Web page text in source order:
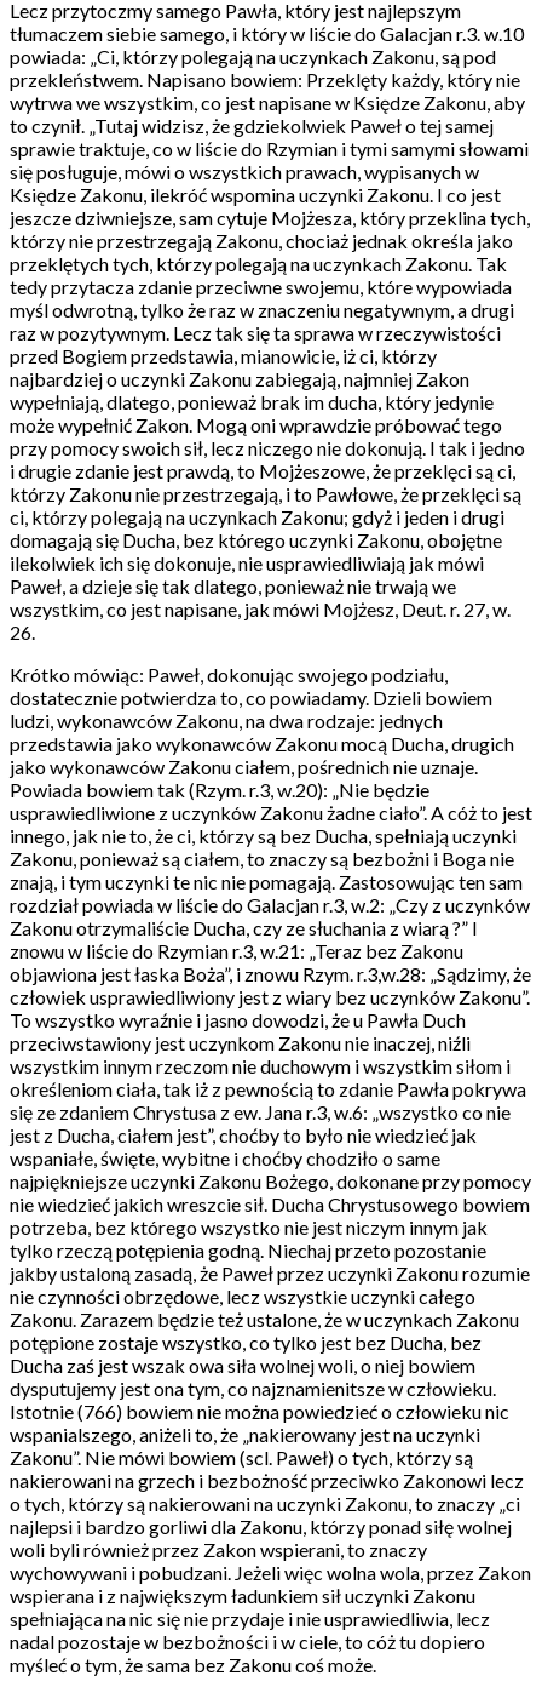
Lecz przytoczmy samego Pawła, który jest najlepszym
tłumaczem siebie samego, i który w liście do Galacjan r.3. w.10
powiada: „Ci, którzy polegają na uczynkach Zakonu, są pod
przekleństwem. Napisano bowiem: Przeklęty każdy, który nie
wytrwa we wszystkim, co jest napisane w Księdze Zakonu, aby
to czynił. „Tutaj widzisz, że gdziekolwiek Paweł o tej samej
sprawie traktuje, co w liście do Rzymian i tymi samymi słowami
się posługuje, mówi o wszystkich prawach, wypisanych w
Księdze Zakonu, ilekróć wspomina uczynki Zakonu. I co jest
jeszcze dziwniejsze, sam cytuje Mojżesza, który przeklina tych,
którzy nie przestrzegają Zakonu, chociaż jednak określa jako
przeklętych tych, którzy polegają na uczynkach Zakonu. Tak
tedy przytacza zdanie przeciwne swojemu, które wypowiada
myśl odwrotną, tylko że raz w znaczeniu negatywnym, a drugi
raz w pozytywnym. Lecz tak się ta sprawa w rzeczywistości
przed Bogiem przedstawia, mianowicie, iż ci, którzy
najbardziej o uczynki Zakonu zabiegają, najmniej Zakon
wypełniają, dlatego, ponieważ brak im ducha, który jedynie
może wypełnić Zakon. Mogą oni wprawdzie próbować tego
przy pomocy swoich sił, lecz niczego nie dokonują. I tak i jedno
i drugie zdanie jest prawdą, to Mojżeszowe, że przeklęci są ci,
którzy Zakonu nie przestrzegają, i to Pawłowe, że przeklęci są
ci, którzy polegają na uczynkach Zakonu; gdyż i jeden i drugi
domagają się Ducha, bez którego uczynki Zakonu, obojętne
ilekolwiek ich się dokonuje, nie usprawiedliwiają jak mówi
Paweł, a dzieje się tak dlatego, ponieważ nie trwają we
wszystkim, co jest napisane, jak mówi Mojżesz, Deut. r. 27, w.
26.
Krótko mówiąc: Paweł, dokonując swojego podziału,
dostatecznie potwierdza to, co powiadamy. Dzieli bowiem
ludzi, wykonawców Zakonu, na dwa rodzaje: jednych
przedstawia jako wykonawców Zakonu mocą Ducha, drugich
jako wykonawców Zakonu ciałem, pośrednich nie uznaje.
Powiada bowiem tak (Rzym. r.3, w.20): „Nie będzie
usprawiedliwione z uczynków Zakonu żadne ciało”. A cóż to jest
innego, jak nie to, że ci, którzy są bez Ducha, spełniają uczynki
Zakonu, ponieważ są ciałem, to znaczy są bezbożni i Boga nie
znają, i tym uczynki te nic nie pomagają. Zastosowując ten sam
rozdział powiada w liście do Galacjan r.3, w.2: „Czy z uczynków
Zakonu otrzymaliście Ducha, czy ze słuchania z wiarą ?” I
znowu w liście do Rzymian r.3, w.21: „Teraz bez Zakonu
objawiona jest łaska Boża”, i znowu Rzym. r.3,w.28: „Sądzimy, że
człowiek usprawiedliwiony jest z wiary bez uczynków Zakonu”.
To wszystko wyraźnie i jasno dowodzi, że u Pawła Duch
przeciwstawiony jest uczynkom Zakonu nie inaczej, niźli
wszystkim innym rzeczom nie duchowym i wszystkim siłom i
określeniom ciała, tak iż z pewnością to zdanie Pawła pokrywa
się ze zdaniem Chrystusa z ew. Jana r.3, w.6: „wszystko co nie
jest z Ducha, ciałem jest”, choćby to było nie wiedzieć jak
wspaniałe, święte, wybitne i choćby chodziło o same
najpiękniejsze uczynki Zakonu Bożego, dokonane przy pomocy
nie wiedzieć jakich wreszcie sił. Ducha Chrystusowego bowiem
potrzeba, bez którego wszystko nie jest niczym innym jak
tylko rzeczą potępienia godną. Niechaj przeto pozostanie
jakby ustaloną zasadą, że Paweł przez uczynki Zakonu rozumie
nie czynności obrzędowe, lecz wszystkie uczynki całego
Zakonu. Zarazem będzie też ustalone, że w uczynkach Zakonu
potępione zostaje wszystko, co tylko jest bez Ducha, bez
Ducha zaś jest wszak owa siła wolnej woli, o niej bowiem
dysputujemy jest ona tym, co najznamienitsze w człowieku.
Istotnie (766) bowiem nie można powiedzieć o człowieku nic
wspanialszego, aniżeli to, że „nakierowany jest na uczynki
Zakonu”. Nie mówi bowiem (scl. Paweł) o tych, którzy są
nakierowani na grzech i bezbożność przeciwko Zakonowi lecz
o tych, którzy są nakierowani na uczynki Zakonu, to znaczy „ci
najlepsi i bardzo gorliwi dla Zakonu, którzy ponad siłę wolnej
woli byli również przez Zakon wspierani, to znaczy
wychowywani i pobudzani. Jeżeli więc wolna wola, przez Zakon
wspierana i z największym ładunkiem sił uczynki Zakonu
spełniająca na nic się nie przydaje i nie usprawiedliwia, lecz
nadal pozostaje w bezbożności i w ciele, to cóż tu dopiero
myśleć o tym, że sama bez Zakonu coś może.